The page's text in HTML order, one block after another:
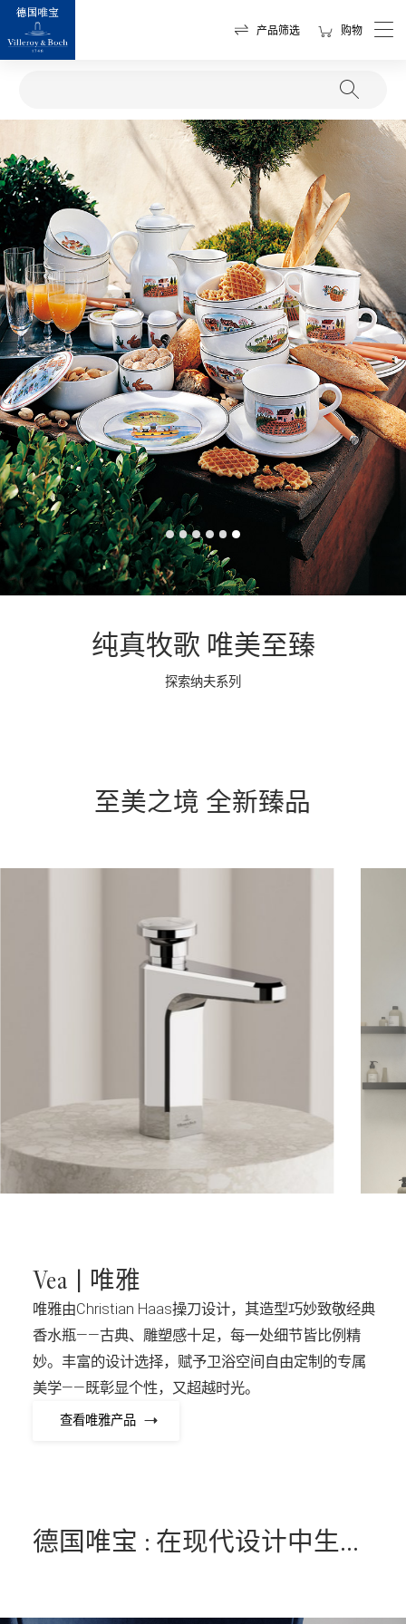
产品筛选 购物
纯真牧歌 唯美至臻
探索纳夫系列
至美之境 全新臻品
Vea | 唯雅
唯雅由Christian Haas操刀设计，其造型巧妙致敬经典
香水瓶——古典、雕塑感十足，每一处细节皆比例精
妙。丰富的设计选择，赋予卫浴空间自由定制的专属
美学——既彰显个性，又超越时光。
查看唯雅产品
德国唯宝 : 在现代设计中生活和享受